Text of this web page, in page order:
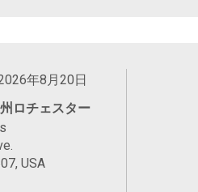
年8月20日
ロチェスター
USA